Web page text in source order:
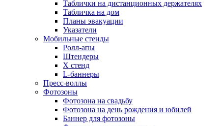
Таблички на дистанционных держателях
Табличка на дом
Планы эвакуации
Указатели
Мобильные стенды
Ролл-апы
Штендеры
Х стенд
L-баннеры
Пресс-воллы
Фотозоны
Фотозона на свадьбу
Фотозона на день рождения и юбилей
Баннер для фотозоны